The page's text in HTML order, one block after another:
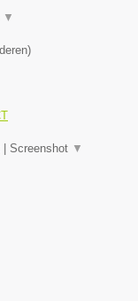
▼
)
Screenshot ▼